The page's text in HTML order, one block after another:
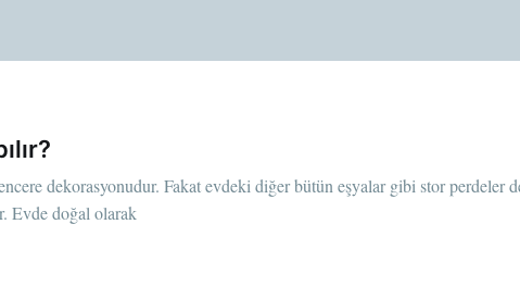
dekorasyonudur. Fakat evdeki diğer bütün eşyalar gibi stor perdeler
Evde doğal olarak